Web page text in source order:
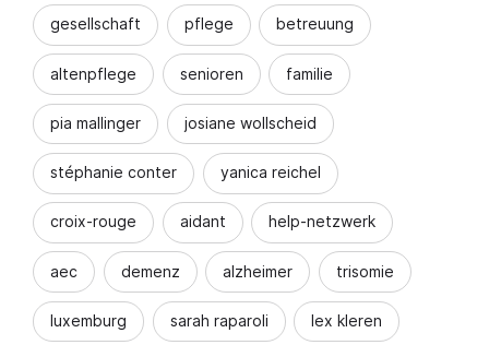
gesellschaft pflege betreuung
altenpflege senioren familie
pia mallinger josiane wollscheid
stéphanie conter yanica reichel
croix-rouge aidant help-netzwerk
aec demenz alzheimer trisomie
luxemburg sarah raparoli lex kleren